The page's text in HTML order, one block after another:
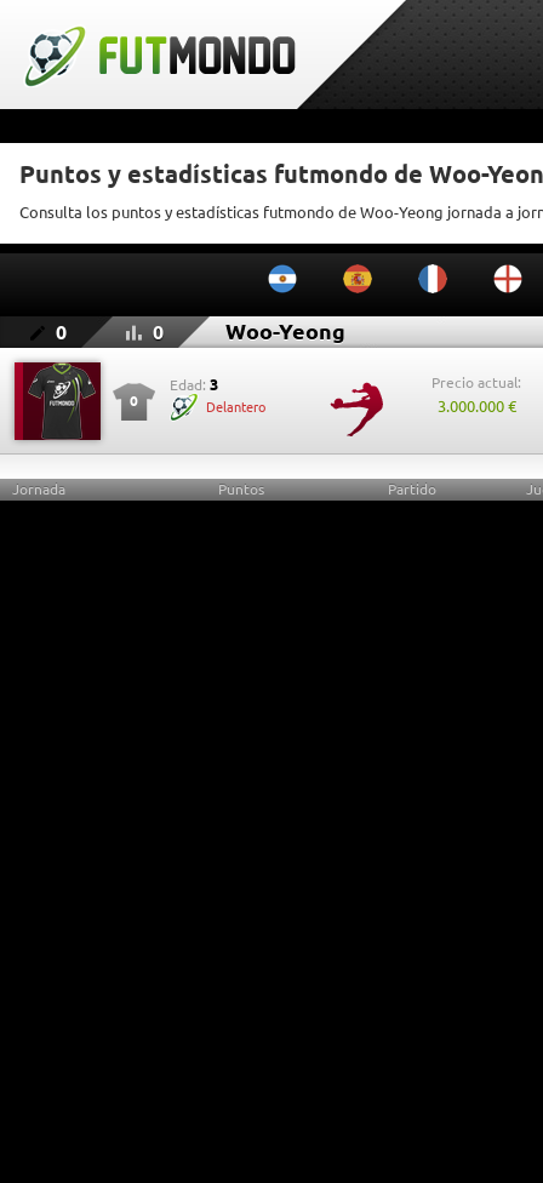
Puntos y estadísticas futmondo de Woo-
Consulta los puntos y estadísticas futmondo de Woo-Yeong jornada a
0 0 Woo-Yeong
0
Edad: 3
Delantero
Precio actual:
3.000.000 €
Jornada Puntos Partido